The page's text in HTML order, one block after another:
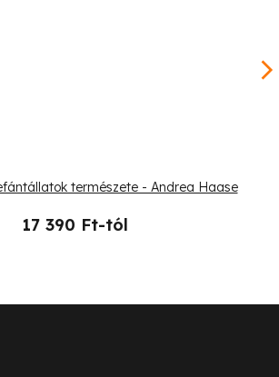
természete - Andrea Haase
17 390 Ft-tól